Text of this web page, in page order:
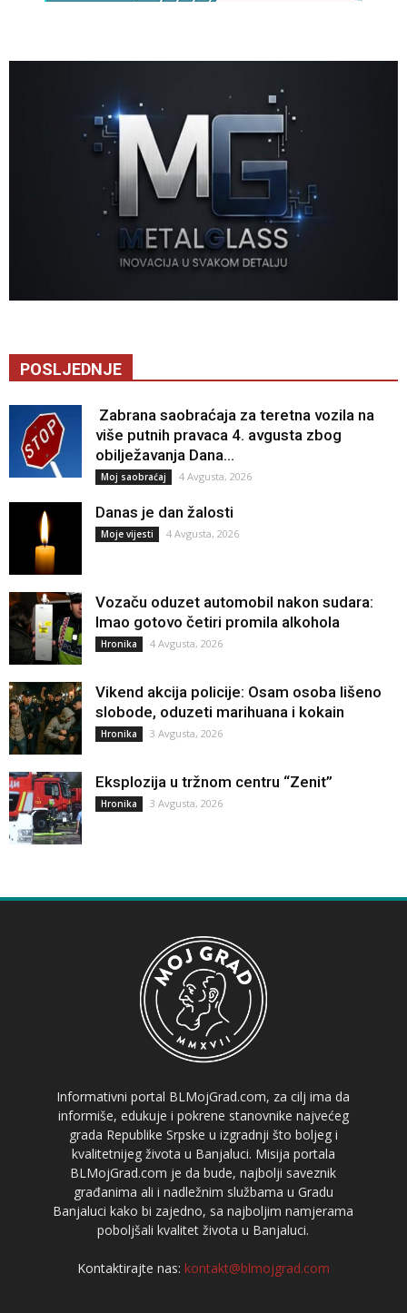
POSLJEDNJE
Zabrana saobraćaja za teretna vozila na
više putnih pravaca 4. avgusta zbog
obilježavanja Dana...
Moj saobraćaj 4 Avgusta, 2026
Danas je dan žalosti
Moje vijesti 4 Avgusta, 2026
Vozaču oduzet automobil nakon sudara:
Imao gotovo četiri promila alkohola
Hronika 4 Avgusta, 2026
Vikend akcija policije: Osam osoba lišeno
slobode, oduzeti marihuana i kokain
Hronika 3 Avgusta, 2026
Eksplozija u tržnom centru “Zenit”
Hronika 3 Avgusta, 2026
Informativni portal BLMojGrad.com, za cilj ima da
informiše, edukuje i pokrene stanovnike najvećeg
grada Republike Srpske u izgradnji što boljeg i
kvalitetnijeg života u Banjaluci. Misija portala
BLMojGrad.com je da bude, najbolji saveznik
građanima ali i nadležnim službama u Gradu
Banjaluci kako bi zajedno, sa najboljim namjerama
poboljšali kvalitet života u Banjaluci.
Kontaktirajte nas: kontakt@blmojgrad.com